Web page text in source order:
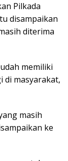
Pilkada
disampaikan
diterima
memiliki
di masyarakat,
masih
ke